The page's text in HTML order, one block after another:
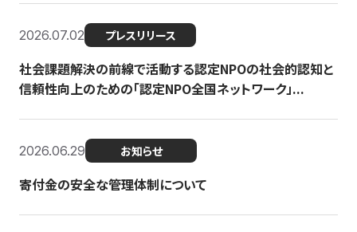
2026.07.02 プレスリリース
社会課題解決の前線で活動する認定NPOの社会的認知と
信頼性向上のための「認定NPO全国ネットワーク」...
2026.06.29 お知らせ
寄付金の安全な管理体制について